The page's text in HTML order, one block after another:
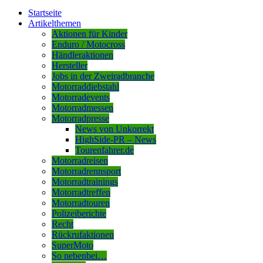
Startseite
Artikelthemen
Aktionen für Kinder
Enduro / Motocross
Händleraktionen
Hersteller
Jobs in der Zweiradbranche
Motorraddiebstahl
Motorradevents
Motorradmessen
Motorradpresse
News von Unkorrekt
HighSide-PR – News
Tourenfahrer.de
Motorradreisen
Motorradrennsport
Motorradtrainings
Motorradtreffen
Motorradtouren
Polizeiberichte
Recht
Rückrufaktionen
SuperMoto
So nebenbei…